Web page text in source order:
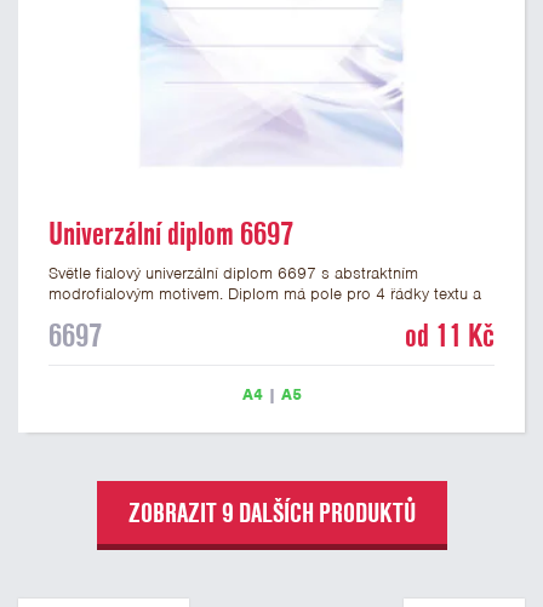
Univerzální diplom 6697
Světle fialový univerzální diplom 6697 s abstraktním
modrofialovým motivem. Diplom má pole pro 4 řádky textu a
ve formátu A4 a A5. Papírový diplom s univerzálním
6697 od 11 Kč
A4| A5
ZOBRAZIT 9 DALŠÍCH PRODUKTŮ